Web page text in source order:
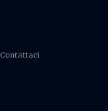
Contattaci